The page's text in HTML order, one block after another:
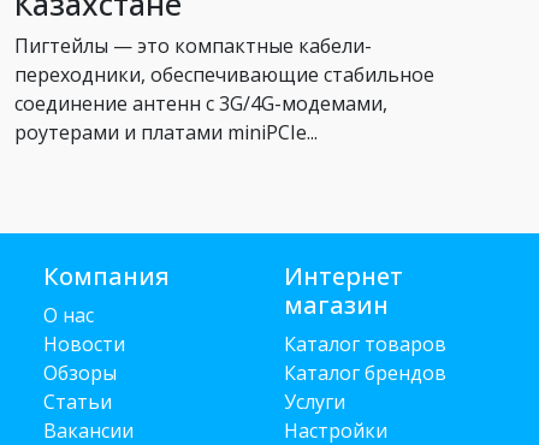
Пигтейлы — это компактные кабели-
переходники, обеспечивающие стабильное
соединение антенн с 3G/4G-модемами,
роутерами и платами miniPCIe...
Компания
О нас
Новости
Обзоры
Статьи
Вакансии
Интернет
магазин
Каталог товаров
Каталог брендов
Услуги
Настройки